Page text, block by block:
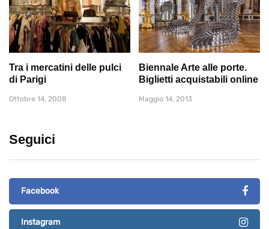
Tra i mercatini delle pulci
di Parigi
Ottobre 14, 2008
Biennale Arte alle porte.
Biglietti acquistabili online
Maggio 14, 2013
Seguici
Facebook
Instagram